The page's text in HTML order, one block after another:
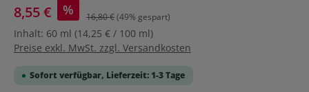
8,55 € % 16,80 €(49% gespart)
Inhalt: 60 ml (14,25 € / 100 ml)
Preise exkl. MwSt. zzgl. Versandkosten
Sofort verfügbar, Lieferzeit: 1-3 Tage